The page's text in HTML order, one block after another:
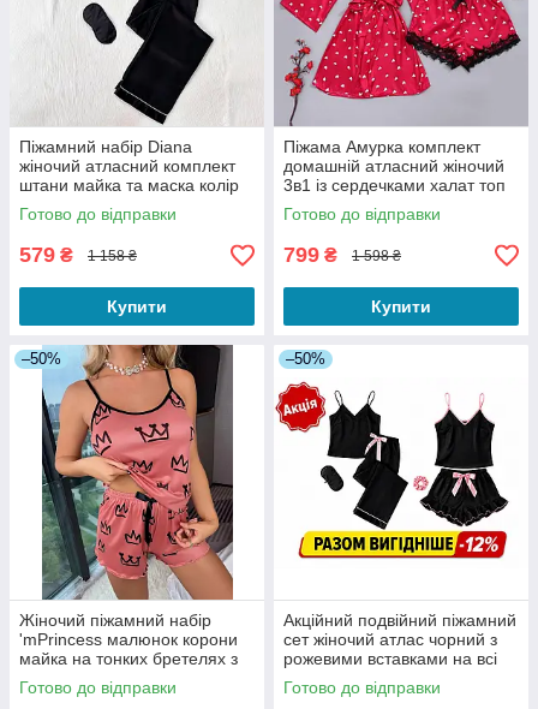
Піжамний набір Diana
жіночий атласний комплект
штани майка та маска колір
чорний з рожевими
елементами S
Готово до відправки
579 ₴ 1 158 ₴
Купити
Піжама Амурка комплект
домашній атласний жіночий
3в1 із сердечками халат топ
шортики червоний S
Готово до відправки
799 ₴ 1 598 ₴
Купити
–50%
Жіночий піжамний набір
'mPrincess малюнок корони
майка на тонких бретелях з
шортиками в комплекті
рожевий S
Готово до відправки
–50%
Акційний подвійний піжамний
сет жіночий атлас чорний з
рожевими вставками на всі
сезони S
Готово до відправки